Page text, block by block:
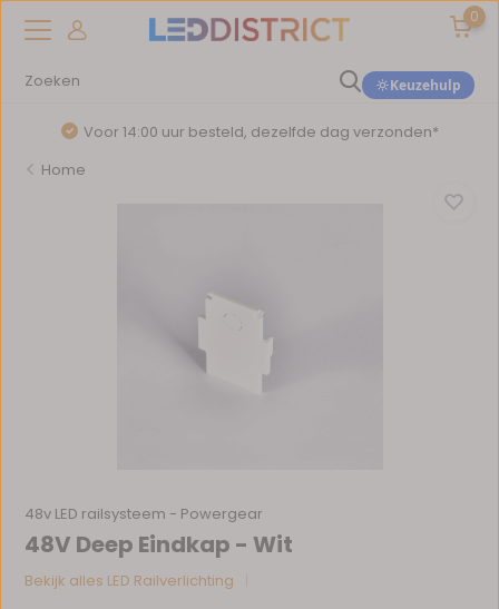
0
Keuzehulp
Voor 14:00 uur besteld, dezelfde dag verzonden*
Home
48v LED railsysteem - Powergear
48V Deep Eindkap - Wit
Bekijk alles LED Railverlichting